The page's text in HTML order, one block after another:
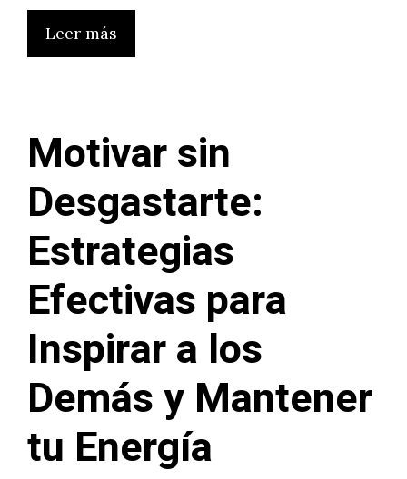
Leer más
Motivar sin
Desgastarte:
Estrategias
Efectivas para
Inspirar a los
Demás y Mantener
tu Energía